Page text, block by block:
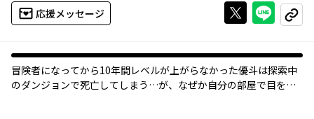
応援メッセージ Xで投稿する
ライン
コピー
冒険者になってから10年間レベルが上がらなかった優斗は探索中
のダンジョンで死亡してしまう…が、なぜか自分の部屋で目を覚